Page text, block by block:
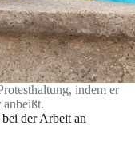
indem er
der Arbeit an